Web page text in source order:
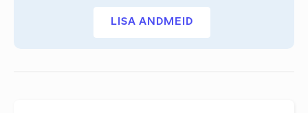
LISA ANDMEID